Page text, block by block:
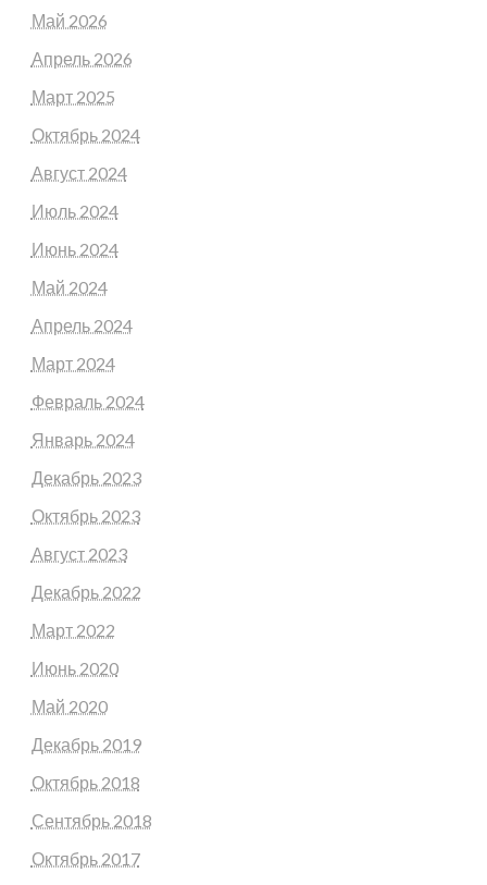
Май 2026
Апрель 2026
Март 2025
Октябрь 2024
Август 2024
Июль 2024
Июнь 2024
Май 2024
Апрель 2024
Март 2024
Февраль 2024
Январь 2024
Декабрь 2023
Октябрь 2023
Август 2023
Декабрь 2022
Март 2022
Июнь 2020
Май 2020
Декабрь 2019
Октябрь 2018
Сентябрь 2018
Октябрь 2017